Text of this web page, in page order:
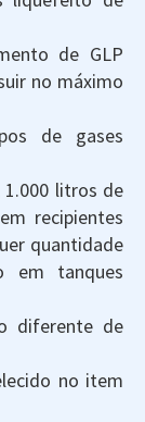
de GLP
no máximo
de gases
1.000 litros de
recipientes
quantidade
em tanques
diferente de
no item